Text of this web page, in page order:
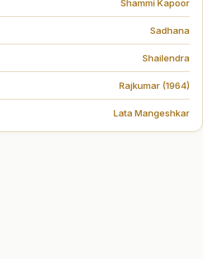
Shammi Kapoor
Sadhana
Shailendra
Rajkumar (1964)
Lata Mangeshkar